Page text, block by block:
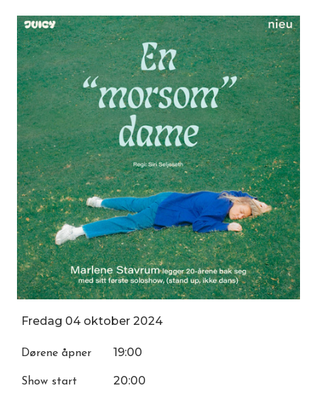
Fredag 04 oktober 2024
Dørene åpner 19:00
Show start 20:00